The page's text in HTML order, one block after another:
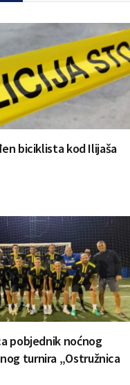
biciklista kod Ilijaša
pobjednik noćnog
turnira „Ostružnica